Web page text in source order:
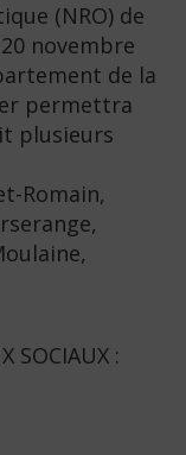
(NRO) de
novembre
de la
permettra
plusieurs
Romain,
SOCIAUX :